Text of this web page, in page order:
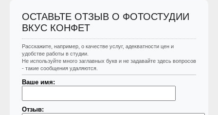
ОСТАВЬТЕ ОТЗЫВ О ФОТОСТУДИИ
ВКУС КОНФЕТ
Расскажите, например, о качестве услуг, адекватности цен и
удобстве работы в студии.
Не используйте много заглавных букв и не задавайте здесь вопросов
- такие сообщения удаляются.
Ваше имя:
Отзыв: